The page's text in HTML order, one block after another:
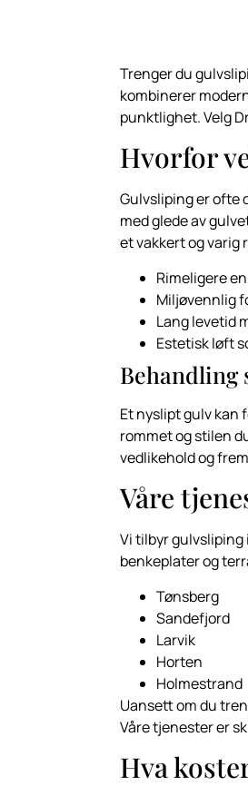
Trenger du
kombinerer
punktlighet. Velg
Hvorfor
Gulvsliping er ofte
med glede av
et vakkert og varig
Rimeligere
Miljøvennlig
Lang levetid
Estetisk løft
Behandling
Et nyslipt gulv kan
rommet og stilen
vedlikehold og
Våre
Vi tilbyr
benkeplater og
Tønsberg
Sandefjord
Larvik
Horten
Holmestrand
Uansett om du
Våre tjenester er
Hva